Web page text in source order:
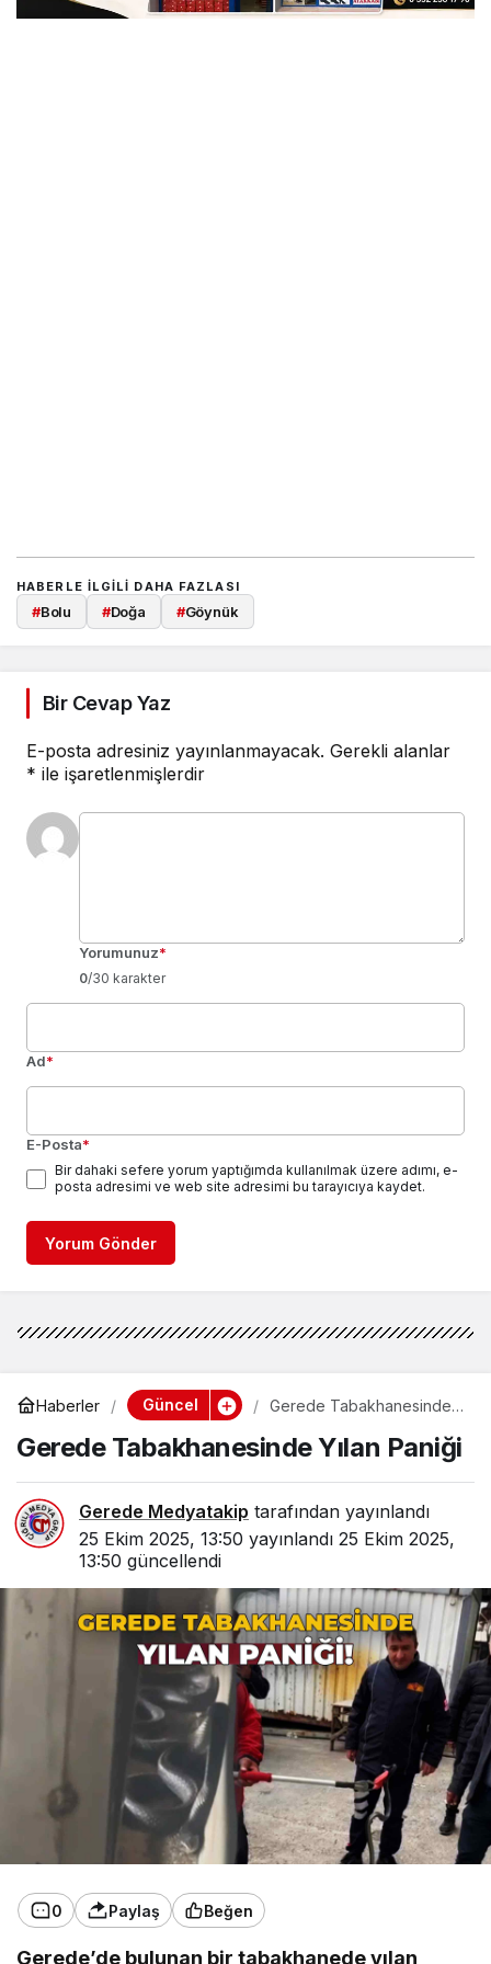
HABERLE ILGILI DAHA FAZLASI
#Bolu #Doğa #Göynük
Bir Cevap Yaz
E-posta adresiniz yayınlanmayacak. Gerekli alanlar
* ile işaretlenmişlerdir
Yorumunuz*
0/30 karakter
Ad*
E-Posta*
Bir dahaki sefere yorum yaptığımda kullanılmak üzere adımı, e-
posta adresimi ve web site adresimi bu tarayıcıya kaydet.
Yorum Gönder
Haberler Güncel
Gerede Tabakhanesinde
Gerede Tabakhanesinde Yılan Paniği
Gerede Medyatakip tarafından yayınlandı
25 Ekim 2025, 13:50 yayınlandı 25 Ekim 2025,
13:50 güncellendi
0 Paylaş Beğen
Gerede’de bulunan bir tabakhanede yılan